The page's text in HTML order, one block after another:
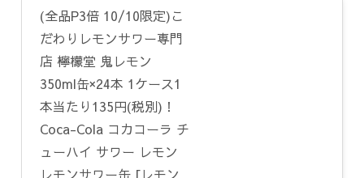
(全品P3倍 10/10限定)こ
だわりレモンサワー専門
店 檸檬堂 鬼レモン
350ml缶×24本 1ケース1
本当たり135円(税別)！
Coca-Cola コカコーラ チ
ューハイ サワー レモン
レモンサワー缶 [レモン